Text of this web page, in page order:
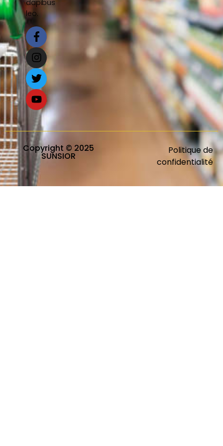
dapibus
leo.
Copyright © 2025
SUNSIOR
Politique de
confidentialité